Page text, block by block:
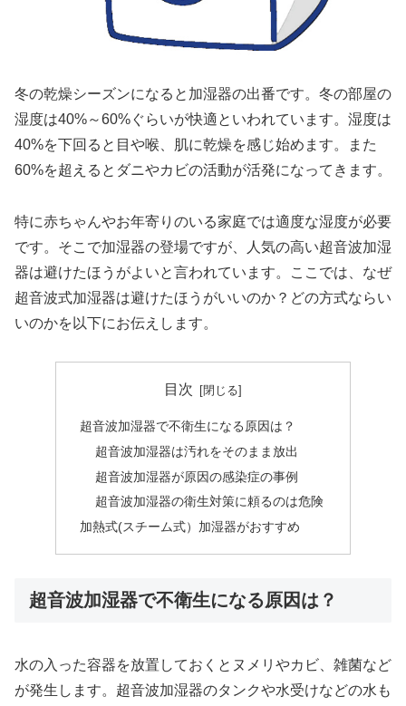
冬の乾燥シーズンになると加湿器の出番です。冬の部屋の
湿度は40%～60%ぐらいが快適といわれています。湿度は
40%を下回ると目や喉、肌に乾燥を感じ始めます。また
60%を超えるとダニやカビの活動が活発になってきます。
特に赤ちゃんやお年寄りのいる家庭では適度な湿度が必要
です。そこで加湿器の登場ですが、人気の高い超音波加湿
器は避けたほうがよいと言われています。ここでは、なぜ
超音波式加湿器は避けたほうがいいのか？どの方式ならい
いのかを以下にお伝えします。
目次
超音波加湿器で不衛生になる原因は？
超音波加湿器は汚れをそのまま放出
超音波加湿器が原因の感染症の事例
超音波加湿器の衛生対策に頼るのは危険
加熱式(スチーム式）加湿器がおすすめ
超音波加湿器で不衛生になる原因は？
水の入った容器を放置しておくとヌメリやカビ、雑菌など
が発生します。超音波加湿器のタンクや水受けなどの水も